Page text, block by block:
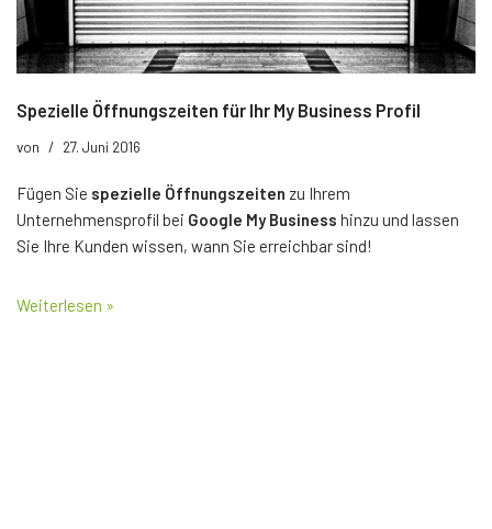
Spezielle Öffnungszeiten für Ihr My Business Profil
von 27. Juni 2016
Fügen Sie spezielle Öffnungszeiten zu Ihrem
Unternehmensprofil bei Google My Business hinzu und lassen
Sie Ihre Kunden wissen, wann Sie erreichbar sind!
Weiterlesen »